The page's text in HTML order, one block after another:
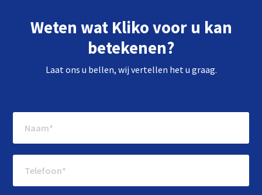
Weten wat Kliko voor u kan
betekenen?
Laat ons u bellen, wij vertellen het u graag.